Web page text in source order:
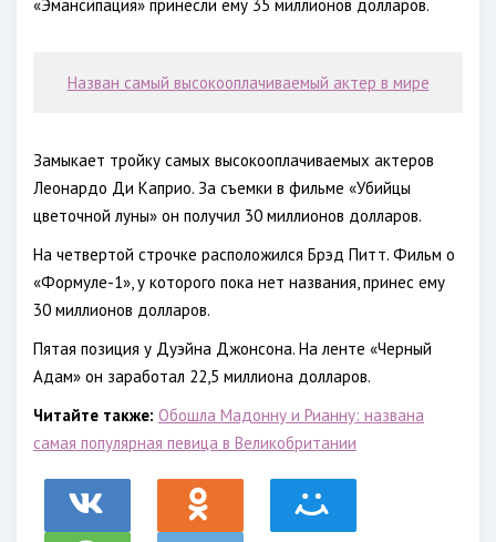
«Эмансипация» принесли ему 35 миллионов долларов.
Назван самый высокооплачиваемый актер в мире
Замыкает тройку самых высокооплачиваемых актеров
Леонардо Ди Каприо. За съемки в фильме «Убийцы
цветочной луны» он получил 30 миллионов долларов.
На четвертой строчке расположился Брэд Питт. Фильм о
«Формуле-1», у которого пока нет названия, принес ему
30 миллионов долларов.
Пятая позиция у Дуэйна Джонсона. На ленте «Черный
Адам» он заработал 22,5 миллиона долларов.
Читайте также: Обошла Мадонну и Рианну: названа
самая популярная певица в Великобритании